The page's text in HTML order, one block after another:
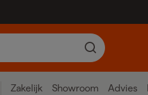
Zakelijk Showroom Advies